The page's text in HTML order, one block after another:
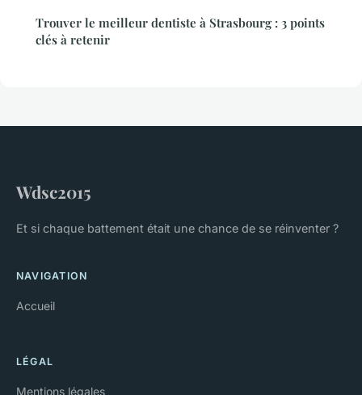
Trouver le meilleur dentiste à Strasbourg : 3 points
clés à retenir
Wdsc2015
Et si chaque battement était une chance de se réinventer ?
NAVIGATION
Accueil
LÉGAL
Mentions légales